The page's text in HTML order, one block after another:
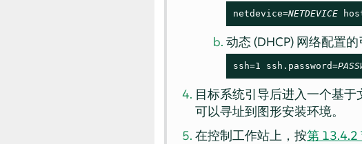
netdevice=NETDEVICE
动态 (DHCP) 网络配置的
ssh=1 ssh.password=
目标系统引导后进入一个基
可以寻址到图形安装环境。
在控制工作站上，按第 13.4.2